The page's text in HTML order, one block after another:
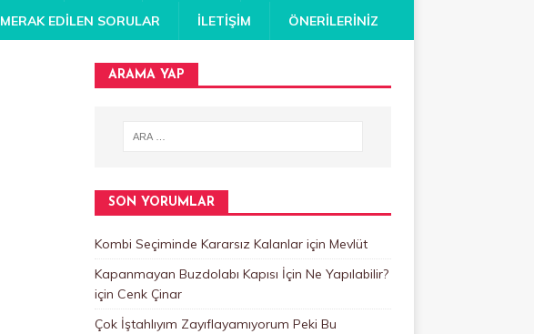
MERAK EDILEN SORULAR İLETIŞIM ÖNERILERINIZ
ARAMA YAP
SON YORUMLAR
Kombi Seçiminde Kararsız Kalanlariçin Mevlüt
Kapanmayan Buzdolabı Kapısı İçin Ne Yapılabilir?
için Cenk Çinar
Çok İştahlıyım Zayıflayamıyorum Peki Bu